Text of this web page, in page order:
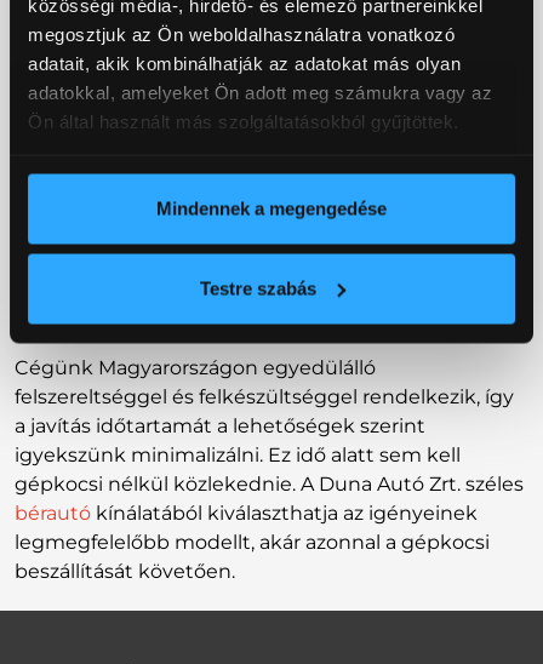
közösségi média-, hirdető- és elemező partnereinkkel
megosztjuk az Ön weboldalhasználatra vonatkozó
adatait, akik kombinálhatják az adatokat más olyan
adatokkal, amelyeket Ön adott meg számukra vagy az
Ön által használt más szolgáltatásokból gyűjtöttek.
Mindennek a megengedése
Testre szabás
lehetővé teszi a különleges autómentési
helyzeteknek való megfelelésünket is (mélygarázs,
árok, akár darut igénylő mentési feladatok).
SEGÉLYKÉRŐ TELEFONSZÁMUNK:
Gépkocsiját a Zay utcai telephelyre szállítjuk, ahol -
Önnel egyeztetve - beszállításkor semmiféle
költséget nem kell megtérítenie a szerződött
beszállító sofőrje felé, azt a Duna Autó Zrt.
Cégünk Magyarországon egyedülálló
felszereltséggel és felkészültséggel rendelkezik, így
a javítás időtartamát a lehetőségek szerint
igyekszünk minimalizálni. Ez idő alatt sem kell
gépkocsi nélkül közlekednie. A Duna Autó Zrt. széles
bérautó kínálatából kiválaszthatja az igényeinek
legmegfelelőbb modellt, akár azonnal a gépkocsi
beszállítását követően.